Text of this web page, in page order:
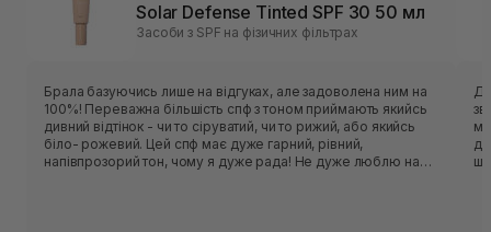
Solar Defense Tinted SPF 30 50 мл
Засоби з SPF на фізичних фільтрах
Брала базуючись лише на відгуках, але задоволена ним на
100%! Переважна більшість спф з тоном приймають якийсь
дивний відтінок - чи то сіруватий, чи то рижий, або якийсь
біло- рожевий. Цей спф має дуже гарний, рівний,
напівпрозорий тон, чому я дуже рада! Не дуже люблю на
Даний